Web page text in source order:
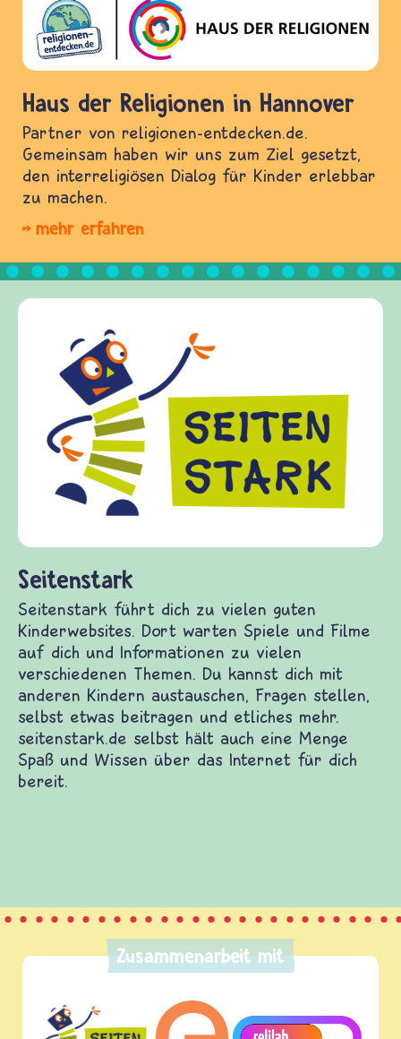
Haus der Religionen in Hannover
Partner von religionen-entdecken.de.
Gemeinsam haben wir uns zum Ziel gesetzt,
den interreligiösen Dialog für Kinder erlebbar
zu machen.
mehr erfahren
führt dich zu vielen guten Kinderwebsites.
Spiele und Filme auf dich und
zu vielen verschiedenen Themen. Du
mit anderen Kindern austauschen, Fragen
selbst etwas beitragen und etliches mehr.
selbst hält auch eine Menge Spaß und
über das Internet für dich bereit.
frieden-
Kinder,
Fragen
Gewalt
diesem
fragen.de
und
Zusammenarbeit mit